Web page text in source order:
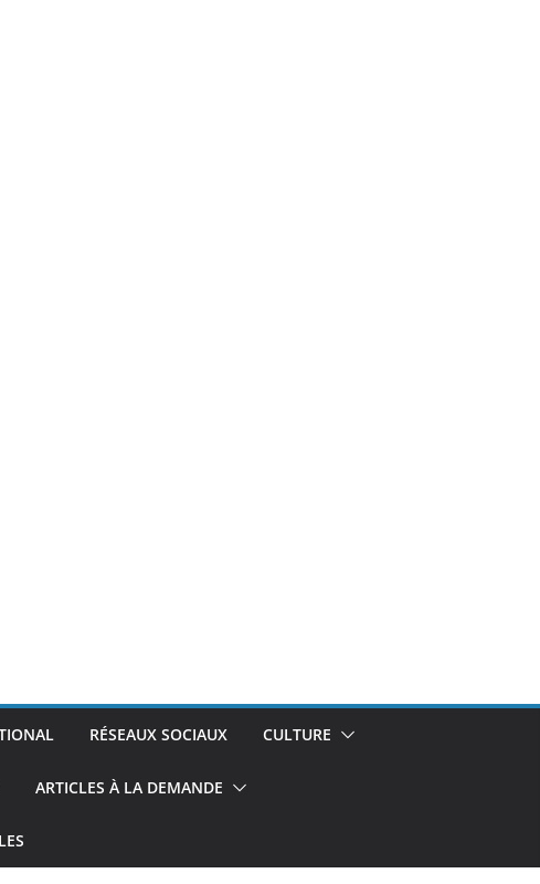
RÉSEAUX SOCIAUX CULTURE
ARTICLES À LA DEMANDE